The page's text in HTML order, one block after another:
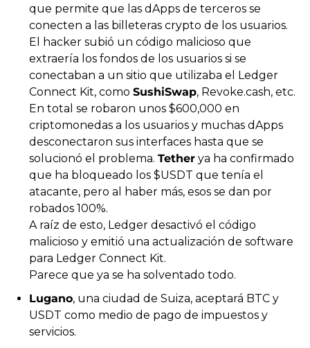
que permite que las dApps de terceros se
conecten a las billeteras crypto de los usuarios.
El hacker subió un código malicioso que
extraería los fondos de los usuarios si se
conectaban a un sitio que utilizaba el Ledger
Connect Kit, como SushiSwap, Revoke.cash, etc.
En total se robaron unos $600,000 en
criptomonedas a los usuarios y muchas dApps
desconectaron sus interfaces hasta que se
solucionó el problema. Tether ya ha confirmado
que ha bloqueado los $USDT que tenía el
atacante, pero al haber más, esos se dan por
robados 100%.
A raíz de esto, Ledger desactivó el código
malicioso y emitió una actualización de software
para Ledger Connect Kit.
Parece que ya se ha solventado todo.
Lugano, una ciudad de Suiza, aceptará BTC y
USDT como medio de pago de impuestos y
servicios.